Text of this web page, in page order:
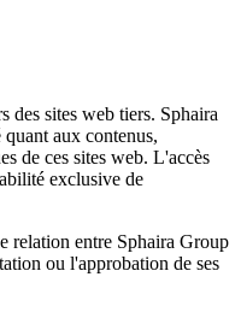
des sites web tiers. Sphaira
aux contenus,
de ces sites web. L'accès
exclusive de
relation entre Sphaira Group
ou l'approbation de ses